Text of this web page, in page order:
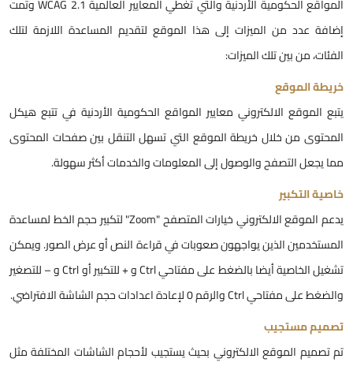
المواقع الحكومية الأردنية والتي تغطي المعايير العالمية WCAG 2.1 وتمت
إضافة عدد من الميزات إلى هذا الموقع لتقديم المساعدة اللازمة لتلك
الفئات، من بين تلك الميزات:
خريطة الموقع
يتبع الموقع الالكتروني معايير المواقع الحكومية الأردنية في تتبع هيكل
المحتوى من خلال خريطة الموقع التي تسهل التنقل بين صفحات المحتوى
مما يجعل التصفح والوصول إلى المعلومات والخدمات أكثر سهولة.
خاصية التكبير
يدعم الموقع الالكتروني خيارات المتصفح "Zoom" لتكبير حجم الخط لمساعدة
المستخدمين الذين يواجهون صعوبات في قراءة النص أو عرض الصور. ويمكن
تشغيل الخاصية أيضا بالضغط على مفتاحي Ctrl و + للتكبير أو Ctrl و – للتصغير
والضغط على مفتاحي Ctrl والرقم 0 لإعادة اعدادات حجم الشاشة الافتراضي.
تصميم مستجيب
تم تصميم الموقع الالكتروني بحيث يستجيب لأحجام الشاشات المختلفة مثل